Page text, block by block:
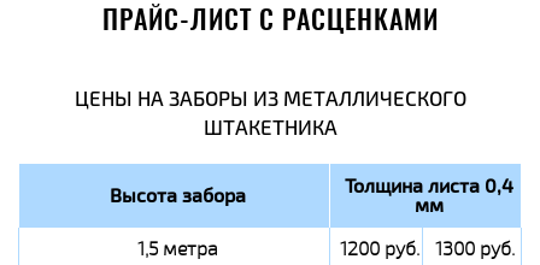
ПРАЙС-ЛИСТ С РАСЦЕНКАМИ
ЦЕНЫ НА ЗАБОРЫ ИЗ МЕТАЛЛИЧЕСКОГО
ШТАКЕТНИКА
Высота забора Толщина листа 0,4
мм
1,5 метра 1200 руб. 1300 руб.